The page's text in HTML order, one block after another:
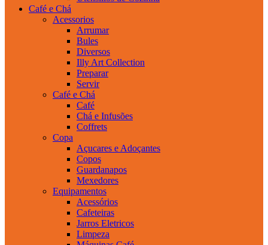
Café e Chá
Acessorios
Arrumar
Bules
Diversos
Illy Art Collection
Preparar
Servir
Café e Chá
Café
Chá e Infusões
Coffrets
Copa
Açucares e Adoçantes
Copos
Guardanapos
Mexedores
Equipamentos
Acessórios
Cafeteiras
Jarros Eletricos
Limpeza